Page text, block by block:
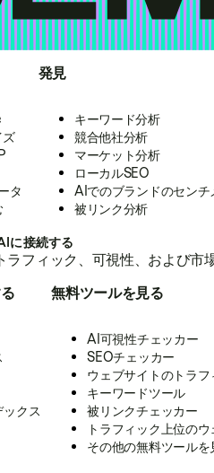
ズ
タ
発見
キーワード分析
競合他社分析
マーケット分析
ローカルSEO
AIでのブランドのセンチ
被リンク分析
に接続する
ラフィック、可視性、および
クス
無料ツールを見る
AI可視性チェッカー
SEOチェッカー
ウェブサイトのトラ
キーワードツール
被リンクチェッカー
トラフィック上位の
その他の無料ツールを